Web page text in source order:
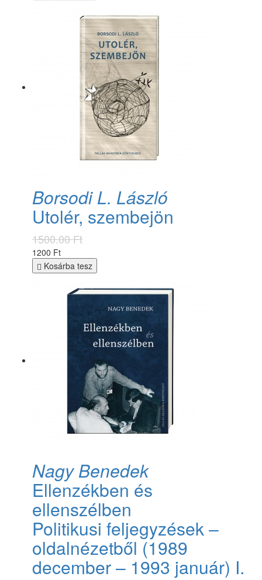
Borsodi L. László
Utolér, szembejön
1500.00 Ft
1200 Ft
Kosárba tesz
Nagy Benedek
Ellenzékben és
ellenszélben
Politikusi feljegyzések –
oldalnézetből (1989
december – 1993 január) I.